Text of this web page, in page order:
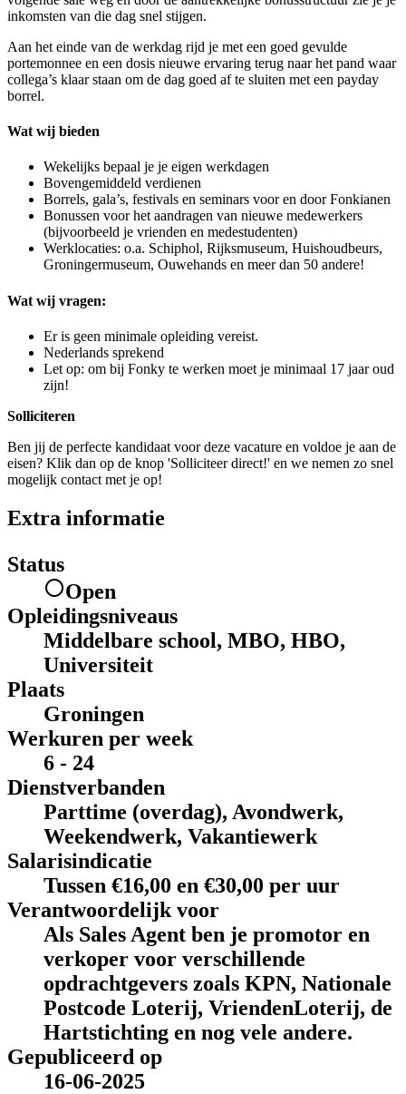
inkomsten van die dag snel stijgen.
Aan het einde van de werkdag rijd je met een goed gevulde
portemonnee en een dosis nieuwe ervaring terug naar het pand waar
collega’s klaar staan om de dag goed af te sluiten met een payday
borrel.
Wat wij bieden
Wekelijks bepaal je je eigen werkdagen
Bovengemiddeld verdienen
Borrels, gala’s, festivals en seminars voor en door Fonkianen
Bonussen voor het aandragen van nieuwe medewerkers
(bijvoorbeeld je vrienden en medestudenten)
Werklocaties: o.a. Schiphol, Rijksmuseum, Huishoudbeurs,
Groningermuseum, Ouwehands en meer dan 50 andere!
Wat wij vragen:
Er is geen minimale opleiding vereist.
Nederlands sprekend
Let op: om bij Fonky te werken moet je minimaal 17 jaar oud
zijn!
Solliciteren
Ben jij de perfecte kandidaat voor deze vacature en voldoe je aan de
eisen? Klik dan op de knop 'Solliciteer direct!' en we nemen zo snel
mogelijk contact met je op!
Extra informatie
Status
Open
Opleidingsniveaus
Middelbare school, MBO, HBO,
Universiteit
Plaats
Groningen
Werkuren per week
6 - 24
Dienstverbanden
Parttime (overdag), Avondwerk,
Weekendwerk, Vakantiewerk
Salarisindicatie
Tussen €16,00 en €30,00 per uur
Verantwoordelijk voor
Als Sales Agent ben je promotor en
verkoper voor verschillende
opdrachtgevers zoals KPN, Nationale
Postcode Loterij, VriendenLoterij, de
Hartstichting en nog vele andere.
Gepubliceerd op
16-06-2025